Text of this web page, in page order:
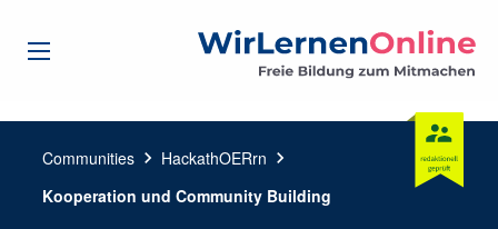
Communities chevron_right HackathOERrn chevron_right
Kooperation und Community Building